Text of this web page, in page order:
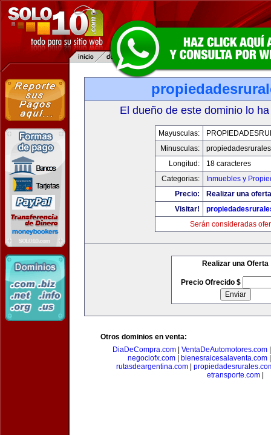
El dueño de este dominio lo
Mayusculas:
Minusculas:
Longitud:
18 caracteres
Categorias:
Inmuebles y
Precio:
Realizar una
Visitar!
Serán consideradas
Realizar una Oferta
Precio Ofrecido $
Otros dominios en venta:
DiaDeCompra.com| VentaDeAutomotores.com
negociofx.com| bienesraicesalaventa.com
rutasdeargentina.com
etransporte.com